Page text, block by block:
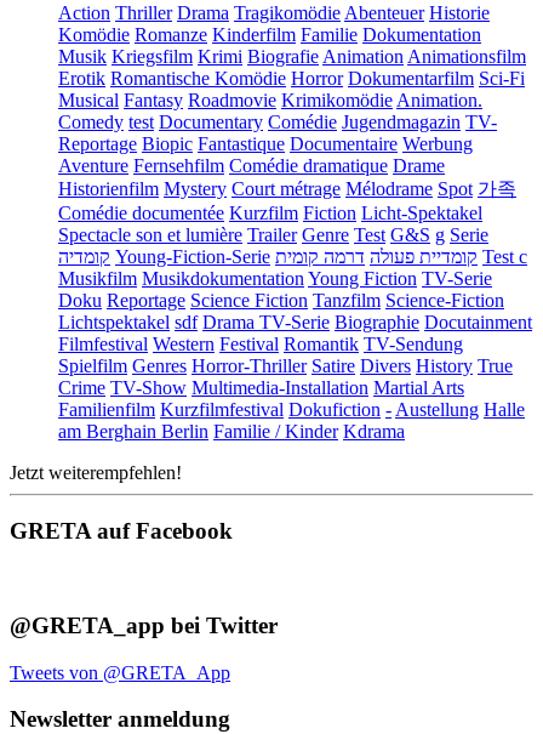
Action Thriller Drama Tragikomödie Abenteuer Historie
Komödie Romanze Kinderfilm Familie Dokumentation
Musik Kriegsfilm Krimi Biografie Animation Animationsfilm
Erotik Romantische Komödie Horror Dokumentarfilm Sci-Fi
Musical Fantasy Roadmovie Krimikomödie Animation.
Comedy test Documentary Comédie Jugendmagazin TV-
Reportage Biopic Fantastique Documentaire Werbung
Aventure Fernsehfilm Comédie dramatique Drame
Historienfilm Mystery Court métrage Mélodrame Spot 가족
Comédie documentée Kurzfilm Fiction Licht-Spektakel
Spectacle son et lumière Trailer Genre Test G&S g Serie
קומדיה Young-Fiction-Serie קומדיית פעולה דרמה קומית
Test c
Musikfilm Musikdokumentation Young Fiction TV-Serie
Doku Reportage Science Fiction Tanzfilm Science-Fiction
Lichtspektakel sdf Drama TV-Serie Biographie Docutainment
Filmfestival Western Festival Romantik TV-Sendung
Spielfilm Genres Horror-Thriller Satire Divers History True
Crime TV-Show Multimedia-Installation Martial Arts
Familienfilm Kurzfilmfestival Dokufiction - Austellung Halle
am Berghain Berlin Familie / Kinder Kdrama
Jetzt weiterempfehlen!
GRETA auf Facebook
@GRETA_app bei Twitter
Tweets von @GRETA_App
Newsletter anmeldung